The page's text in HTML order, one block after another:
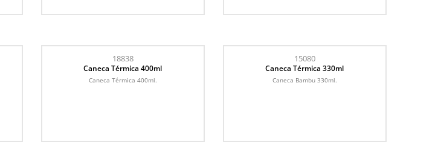
18838
Caneca Térmica 400ml
Caneca Térmica 400ml.
15080
Caneca Térmica 330ml
Caneca Bambu 330ml.